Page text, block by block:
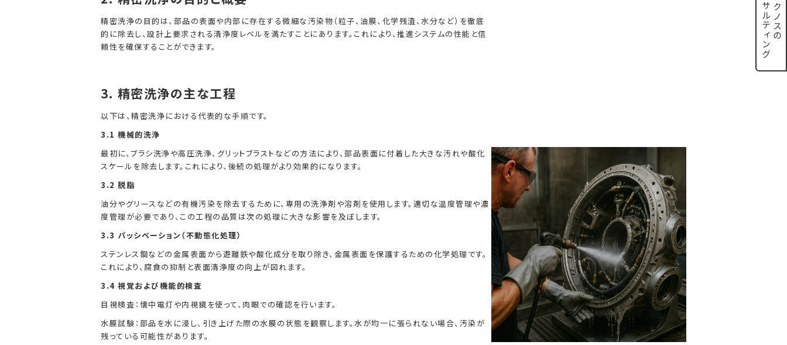
コンサルティング
精密洗浄の目的は、部品の表面や内部に存在する微細な汚染物（粒子、油膜、化学残渣、水分など）を徹底
的に除去し、設計上要求される清浄度レベルを満たすことにあります。これにより、推進システムの性能と信
頼性を確保することができます。
3. 精密洗浄の主な工程
以下は、精密洗浄における代表的な手順です。
3.1 機械的洗浄
最初に、ブラシ洗浄や高圧洗浄、グリットブラストなどの方法により、部品表面に付着した大きな汚れや酸化
スケールを除去します。これにより、後続の処理がより効果的になります。
3.2 脱脂
油分やグリースなどの有機汚染を除去するために、専用の洗浄剤や溶剤を使用します。適切な温度管理や濃
度管理が必要であり、この工程の品質は次の処理に大きな影響を及ぼします。
3.3 パッシベーション（不動態化処理）
ステンレス鋼などの金属表面から遊離鉄や酸化成分を取り除き、金属表面を保護するための化学処理です。
これにより、腐食の抑制と表面清浄度の向上が図れます。
3.4 視覚および機能的検査
目視検査：懐中電灯や内視鏡を使って、肉眼での確認を行います。
水膜試験：部品を水に浸し、引き上げた際の水膜の状態を観察します。水が均一に張られない場合、汚染が
残っている可能性があります。